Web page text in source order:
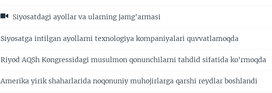
Siyosatdagi ayollar va ularning jamg'armasi
Siyosatga intilgan ayollarni texnologiya kompaniyalari quvvatlamoqda
Riyod AQSh Kongressidagi musulmon qonunchilarni tahdid sifatida ko'rmoqda
Amerika yirik shaharlarida noqonuniy muhojirlarga qarshi reydlar boshlandi